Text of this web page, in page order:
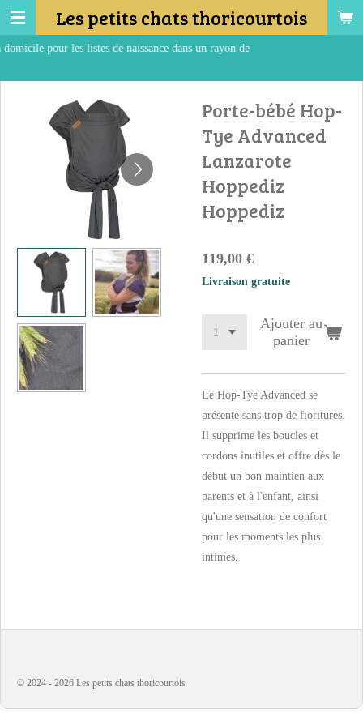
Passer
au
contenu
Les petits chats thoricourtois
naissance dans un rayon de
Porte-bébé Hop-
Tye Advanced
Lanzarote
Hoppediz
Hoppediz
119,00 €
Livraison gratuite
Ajouter au
panier
Le Hop-Tye Advanced se
présente sans trop de fioritures.
Il supprime les boucles et
cordons inutiles et offre dès le
début un bon maintien aux
parents et à l'enfant, ainsi
qu'une sensation de confort
pour les moments les plus
intimes.
© 2024 - 2026 Les petits chats thoricourtois